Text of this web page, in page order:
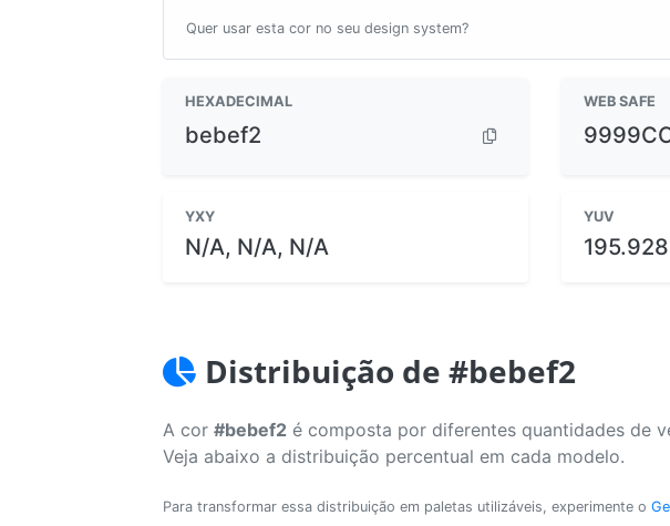
Quer usar esta cor no seu design system?
HEXADECIMAL
bebef2
WEB SAFE
YXY
N/A, N/A, N/A
YUV
Distribuição de #bebef2
A cor #bebef2 é composta por diferentes quantidades de
Veja abaixo a distribuição percentual em cada modelo.
Para transformar essa distribuição em paletas utilizáveis, experimente o